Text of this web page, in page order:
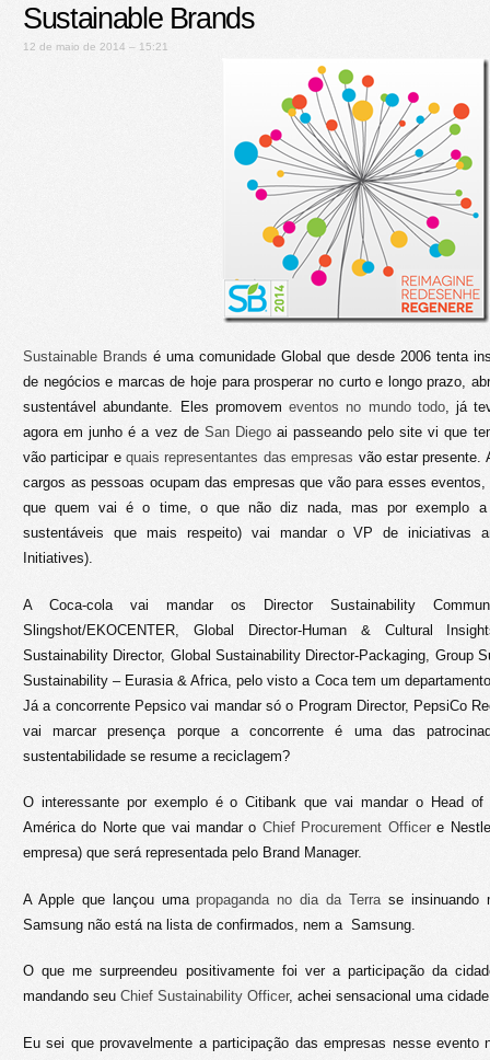
Sustainable Brands
12 de maio de 2014 – 15:21
Sustainable Brands é uma comunidade Global que desde 2006 tenta
de negócios e marcas de hoje para prosperar no curto e longo prazo,
sustentável abundante. Eles promovemeventos no mundo todo, já
agora em junho é a vez de San Diegoai passeando pelo site vi que
vão participar equais representantes das empresas vão estar presente.
cargos as pessoas ocupam das empresas que vão para esses
que quem vai é o time, o que não diz nada, mas por exemplo a
sustentáveis que mais respeito) vai mandar o VP de iniciativas
Initiatives).
A Coca-cola vai mandar os Director Sustainability
Slingshot/EKOCENTER, Global Director-Human & Cultural
Sustainability Director, Global Sustainability Director-Packaging, Group
Sustainability – Eurasia & Africa, pelo visto a Coca tem um
Já a concorrente Pepsico vai mandar só o Program Director, PepsiCo
vai marcar presença porque a concorrente é uma das
sustentabilidade se resume a reciclagem?
O interessante por exemplo é o Citibank que vai mandar o Head of
América do Norte que vai mandar o Chief Procurement Officere
empresa) que será representada pelo Brand Manager.
A Apple que lançou umapropaganda no dia da Terrase insinuando
Samsung não está na lista de confirmados, nem a Samsung.
O que me surpreendeu positivamente foi ver a participação da
mandando seu Chief Sustainability Officer, achei sensacional uma
Eu sei que provavelmente a participação das empresas nesse evento